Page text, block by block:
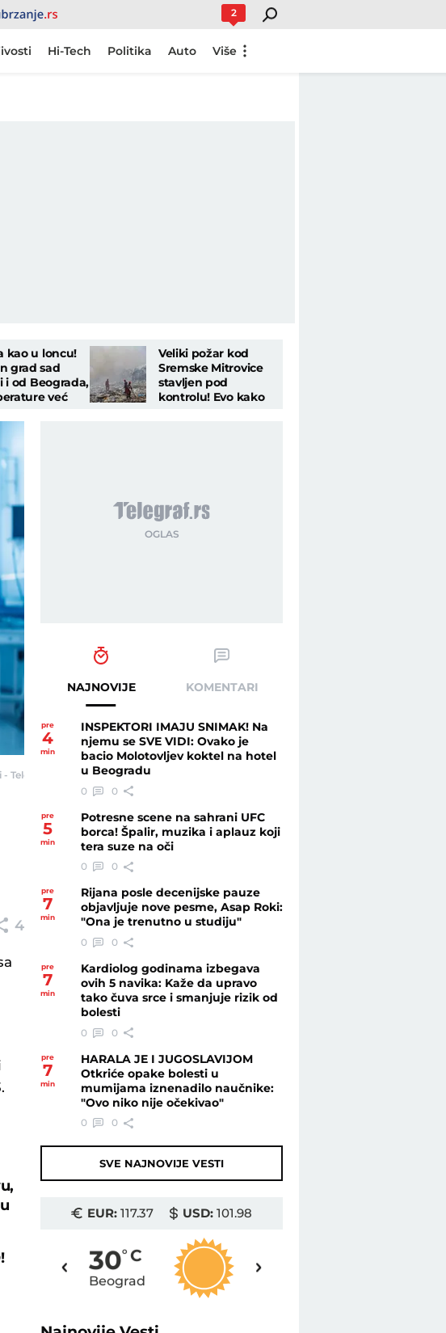
2
Hi-Tech Politika Auto Više
kao u loncu!
grad sad
i od Beograda,
već
Veliki požar kod
Sremske Mitrovice
stavljen pod
kontrolu! Evo kako
4
NAJNOVIJE KOMENTARI
pre
4
min
INSPEKTORI IMAJU SNIMAK! Na
njemu se SVE VIDI: Ovako je
bacio Molotovljev koktel na hotel
u Beogradu
0 0
pre
5
min
Potresne scene na sahrani UFC
borca! Špalir, muzika i aplauz koji
tera suze na oči
0 0
pre
7
min
Rijana posle decenijske pauze
objavljuje nove pesme, Asap Roki:
"Ona je trenutno u studiju"
0 0
pre
7
min
Kardiolog godinama izbegava
ovih 5 navika: Kaže da upravo
tako čuva srce i smanjuje rizik od
bolesti
0 0
pre
7
min
HARALA JE I JUGOSLAVIJOM
Otkriće opake bolesti u
mumijama iznenadilo naučnike:
"Ovo niko nije očekivao"
0 0
SVE NAJNOVIJE VESTI
EUR:117.37 USD: 101.98
30o C
Beograd